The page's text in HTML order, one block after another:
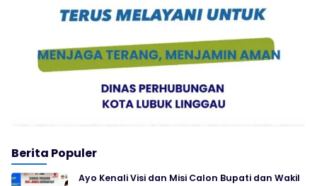
Berita Populer
Ayo Kenali Visi dan Misi Calon Bupati dan Wakil